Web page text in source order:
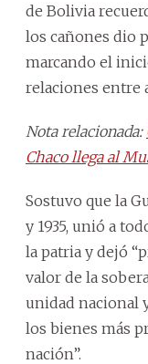
de Bolivia
los cañones dio
marcando el
relaciones entre
Nota relacionada:
Chaco llega al
Sostuvo que la
y 1935, unió a
la patria y dejó
valor de la
unidad nacional
los bienes más
nación”.